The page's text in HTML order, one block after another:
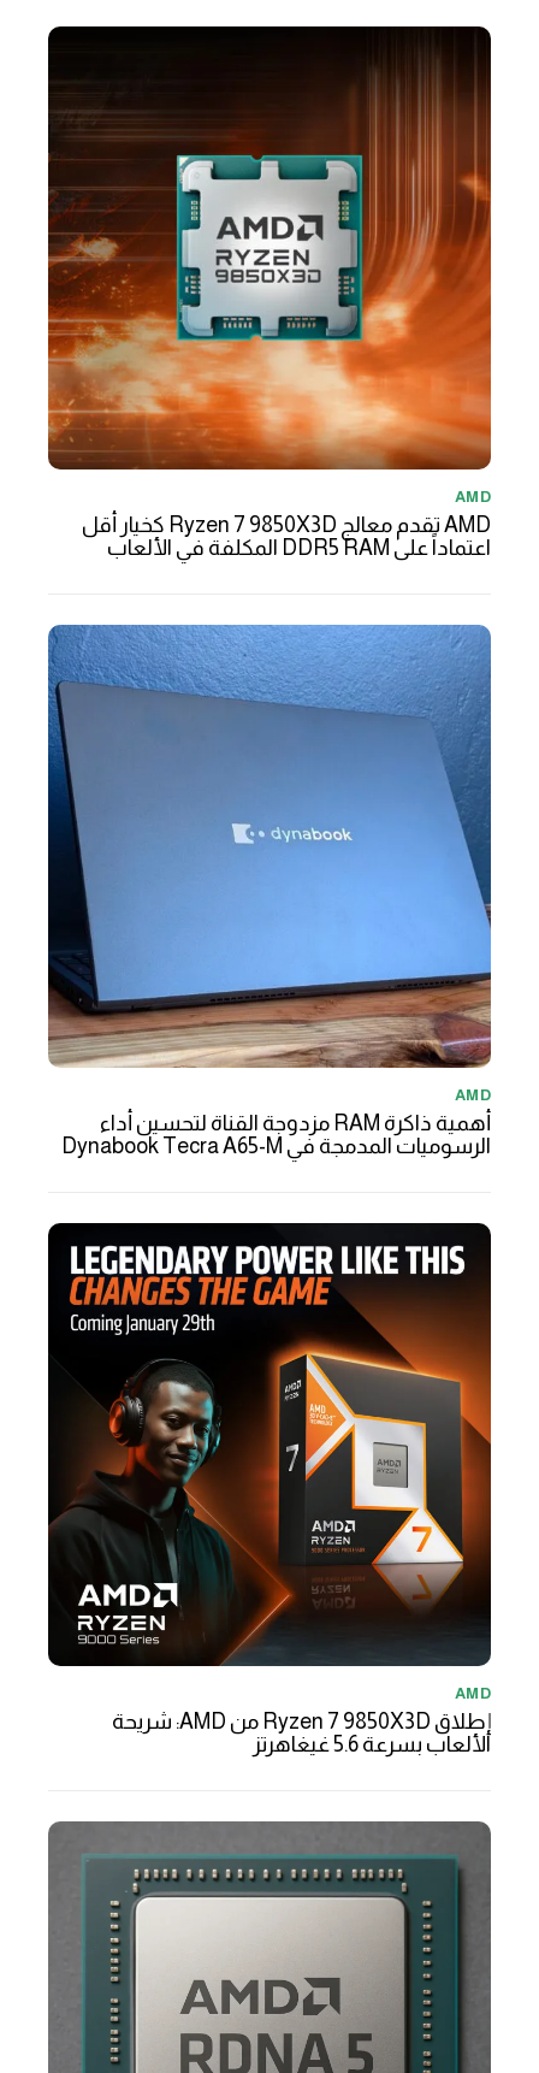
AMD
AMD تقدم معالج Ryzen 7 9850X3D كخيار أقل
اعتماداً على DDR5 RAM المكلفة في الألعاب
AMD
أهمية ذاكرة RAM مزدوجة القناة لتحسين أداء
الرسوميات المدمجة في Dynabook Tecra A65-M
AMD
إطلاق Ryzen 7 9850X3D من AMD: شريحة
الألعاب بسرعة 5.6 غيغاهرتز